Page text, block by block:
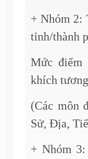
+ Nhóm 2:
tỉnh/thành
Mức điểm
khích
(Các môn
Sử, Địa,
+ Nhóm